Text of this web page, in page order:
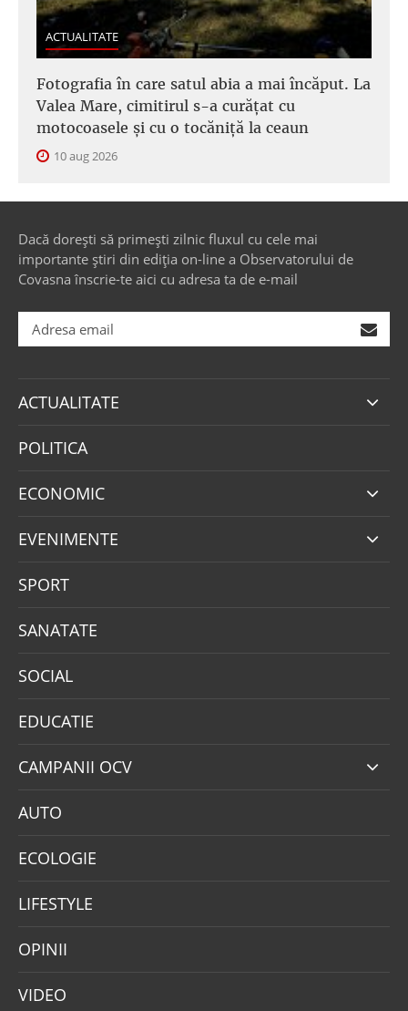
ACTUALITATE
Fotografia în care satul abia a mai încăput. La
Valea Mare, cimitirul s-a curățat cu
motocoasele și cu o tocăniță la ceaun
10 aug 2026
Dacă dorești să primești zilnic fluxul cu cele mai
importante știri din ediția on-line a Observatorului de
Covasna înscrie-te aici cu adresa ta de e-mail
ACTUALITATE
POLITICA
ECONOMIC
EVENIMENTE
SPORT
SANATATE
SOCIAL
EDUCATIE
CAMPANII OCV
AUTO
ECOLOGIE
LIFESTYLE
OPINII
VIDEO